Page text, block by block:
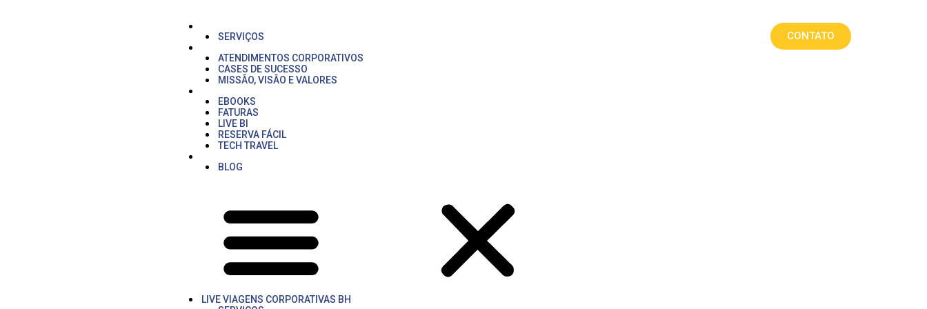
SERVIÇOS
ATENDIMENTOS CORPORATIVOS
CASES DE SUCESSO
MISSÃO, VISÃO E VALORES
EBOOKS
FATURAS
LIVE BI
RESERVA FÁCIL
TECH TRAVEL
BLOG
LIVE VIAGENS CORPORATIVAS BH
CONTATO